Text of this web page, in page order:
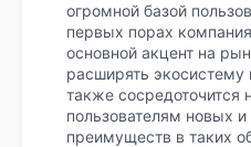
огромной базой
первых порах
основной акцент на
расширять экосистему
также сосредоточится
пользователям новых
преимуществ в таких